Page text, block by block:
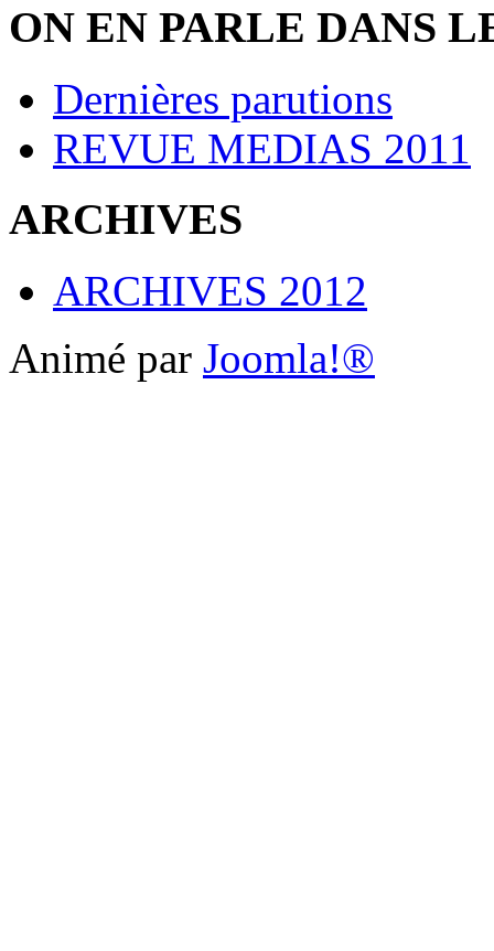
ON EN PARLE DANS
Dernières parutions
REVUE MEDIAS 2011
ARCHIVES
ARCHIVES 2012
Animé par Joomla!®